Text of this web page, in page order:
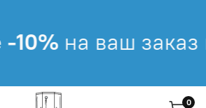
на ваш заказ в
0